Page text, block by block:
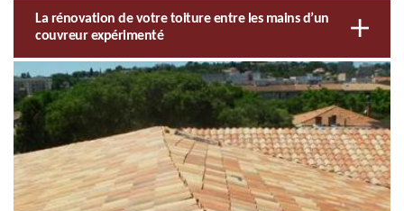
La rénovation de votre toiture entre les mains d’un
couvreur expérimenté